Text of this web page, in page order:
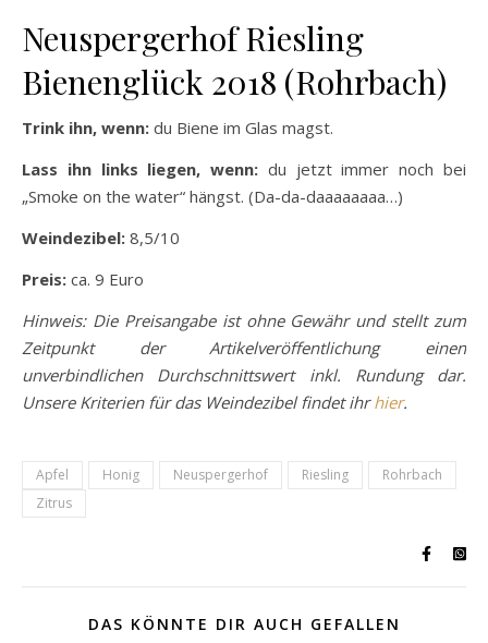
Neuspergerhof Riesling
Bienenglück 2018 (Rohrbach)
Trink ihn, wenn: du Biene im Glas magst.
Lass ihn links liegen, wenn: du jetzt immer noch bei
„Smoke on the water“ hängst. (Da-da-daaaaaaaa…)
Weindezibel: 8,5/10
Preis: ca. 9 Euro
Hinweis: Die Preisangabe ist ohne Gewähr und stellt zum
Zeitpunkt der Artikelveröffentlichung einen
unverbindlichen Durchschnittswert inkl. Rundung dar.
Unsere Kriterien für das Weindezibel findet ihrhier.
Apfel Honig Neuspergerhof Riesling
Rohrbach
Zitrus
DAS KÖNNTE DIR AUCH GEFALLEN